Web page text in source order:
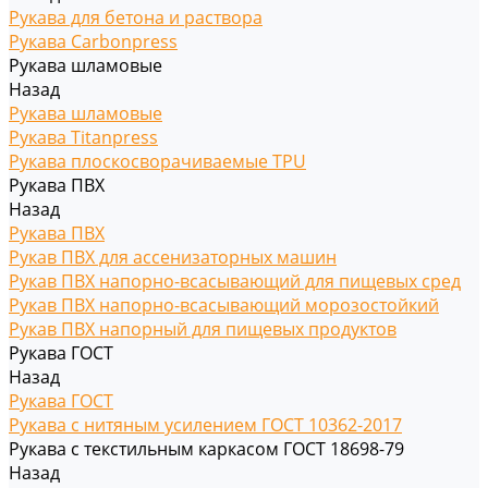
Рукава для бетона и раствора
Рукава Carbonpress
Рукава шламовые
Назад
Рукава шламовые
Рукава Titanpress
Рукава плоскосворачиваемые TPU
Рукава ПВХ
Назад
Рукава ПВХ
Рукав ПВХ для ассенизаторных машин
Рукав ПВХ напорно-всасывающий для пищевых сред
Рукав ПВХ напорно-всасывающий морозостойкий
Рукав ПВХ напорный для пищевых продуктов
Рукава ГОСТ
Назад
Рукава ГОСТ
Рукава с нитяным усилением ГОСТ 10362-2017
Рукава с текстильным каркасом ГОСТ 18698-79
Назад